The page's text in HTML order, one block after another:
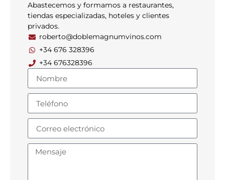
Abastecemos y formamos a restaurantes,
tiendas especializadas, hoteles y clientes
privados.
roberto@doblemagnumvinos.com
+34 676 328396
+34 676328396